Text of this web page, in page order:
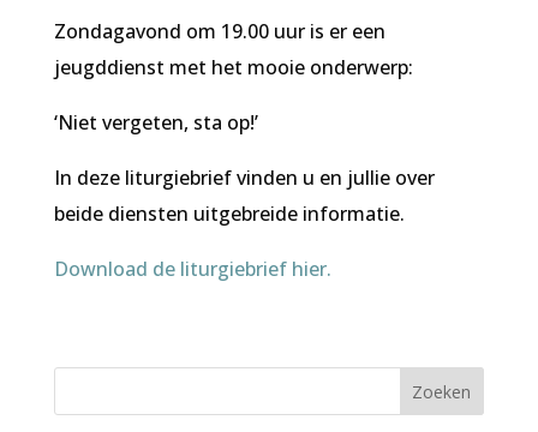
Zondagavond om 19.00 uur is er een
jeugddienst met het mooie onderwerp:
‘Niet vergeten, sta op!’
In deze liturgiebrief vinden u en jullie over
beide diensten uitgebreide informatie.
Download de liturgiebrief hier.